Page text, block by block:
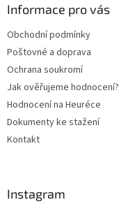
Informace pro vás
Obchodní podmínky
Poštovné a doprava
Ochrana soukromí
Jak ověřujeme hodnocení?
Hodnocení na Heuréce
Dokumenty ke stažení
Kontakt
Instagram